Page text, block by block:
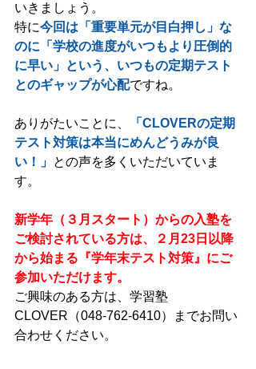
いきましょう。
特に今回は「重要単元が目白押し」な
のに「学校の進度がいつもより圧倒的
に早い」という、いつもの定期テスト
とのギャップが心配ですね。
ありがたいことに、
「CLOVERの定期
テスト対策は本当にめんどうみが良
い！」 との声を多くいただいていま
す。
新学年（３月スタート）からの入塾を
ご検討されている方は、２月23日以降
から始まる『学年末テスト対策』にご
参加いただけます。
ご興味のある方は、学習塾
CLOVER（048-762-6410）までお問い
合わせください。